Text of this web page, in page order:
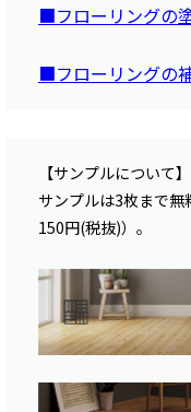
■フローリングの
■フローリングの
【サンプルについて】
サンプルは3枚まで
150円(税抜)）。